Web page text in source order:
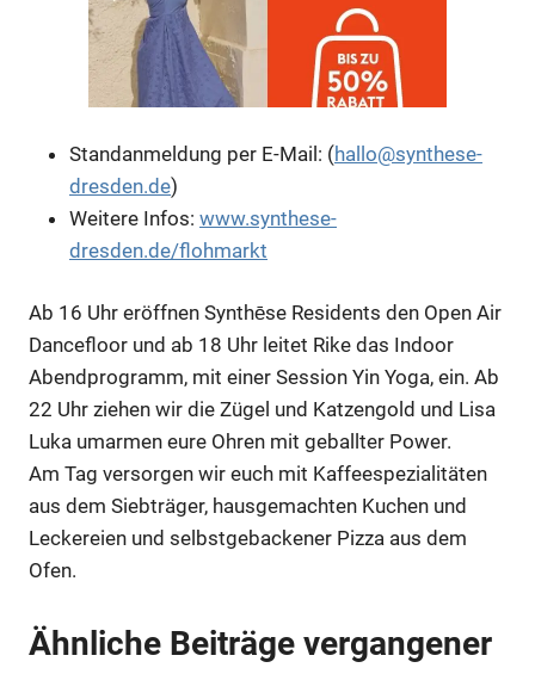
Anzeige
Standanmeldung per E-Mail: (hallo@synthese-
dresden.de)
Weitere Infos: www.synthese-
dresden.de/flohmarkt
Ab 16 Uhr eröffnen Synthēse Residents den Open Air
Dancefloor und ab 18 Uhr leitet Rike das Indoor
Abendprogramm, mit einer Session Yin Yoga, ein. Ab
22 Uhr ziehen wir die Zügel und Katzengold und Lisa
Luka umarmen eure Ohren mit geballter Power.
Am Tag versorgen wir euch mit Kaffeespezialitäten
aus dem Siebträger, hausgemachten Kuchen und
Leckereien und selbstgebackener Pizza aus dem
Ofen.
Ähnliche Beiträge vergangener